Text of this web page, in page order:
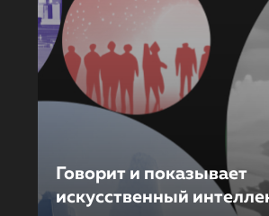
Говорит и показывает
искусственный